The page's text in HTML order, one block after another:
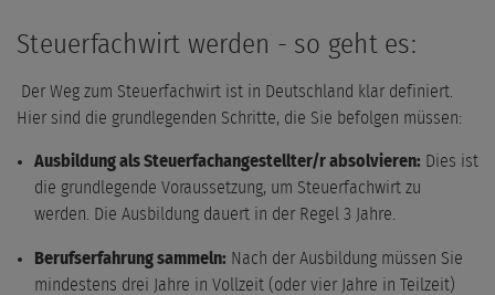
Steuerfachwirt werden - so geht es:
Der Weg zum Steuerfachwirt ist in Deutschland klar definiert.
Hier sind die grundlegenden Schritte, die Sie befolgen müssen:
Ausbildung als Steuerfachangestellter/r absolvieren: Dies ist
die grundlegende Voraussetzung, um Steuerfachwirt zu
werden. Die Ausbildung dauert in der Regel 3 Jahre.
Berufserfahrung sammeln: Nach der Ausbildung müssen Sie
mindestens drei Jahre in Vollzeit (oder vier Jahre in Teilzeit)